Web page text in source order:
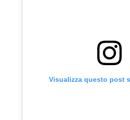
Visualizza questo post